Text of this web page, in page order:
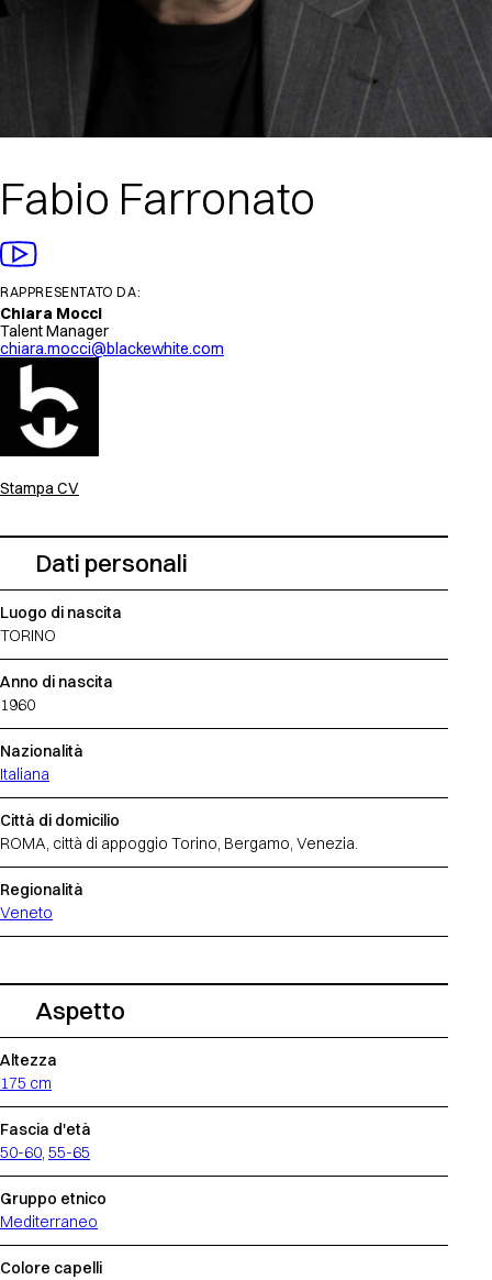
Fabio Farronato
RAPPRESENTATO DA:
Chiara Mocci
Talent Manager
chiara.mocci@blackewhite.com
Stampa CV
Dati personali
Luogo di nascita
TORINO
Anno di nascita
1960
Nazionalità
Italiana
Città di domicilio
ROMA, città di appoggio Torino, Bergamo, Venezia.
Regionalità
Veneto
Aspetto
Altezza
175 cm
Fascia d'età
50-60, 55-65
Gruppo etnico
Mediterraneo
Colore capelli